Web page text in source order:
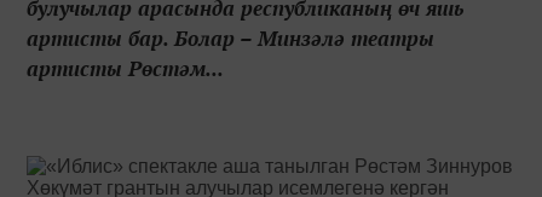
булучылар арасында республиканың өч яшь
артисты бар. Болар – Минзәлә театры
артисты Рөстәм...